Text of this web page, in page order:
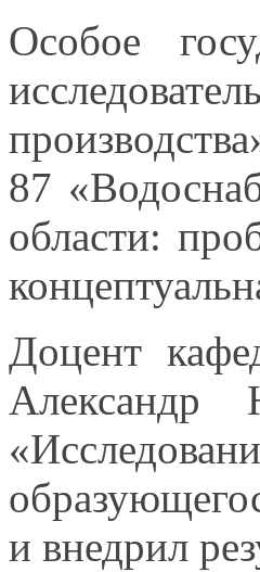
Особое
87
области:
Доцент
Александр
и внедрил